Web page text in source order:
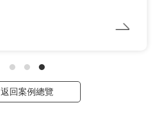
返回案例總覽